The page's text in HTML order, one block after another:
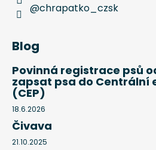
@chrapatko_czsk
Blog
Povinná registrace psů
zapsat psa do Centrální
(CEP)
18.6.2026
Čivava
21.10.2025